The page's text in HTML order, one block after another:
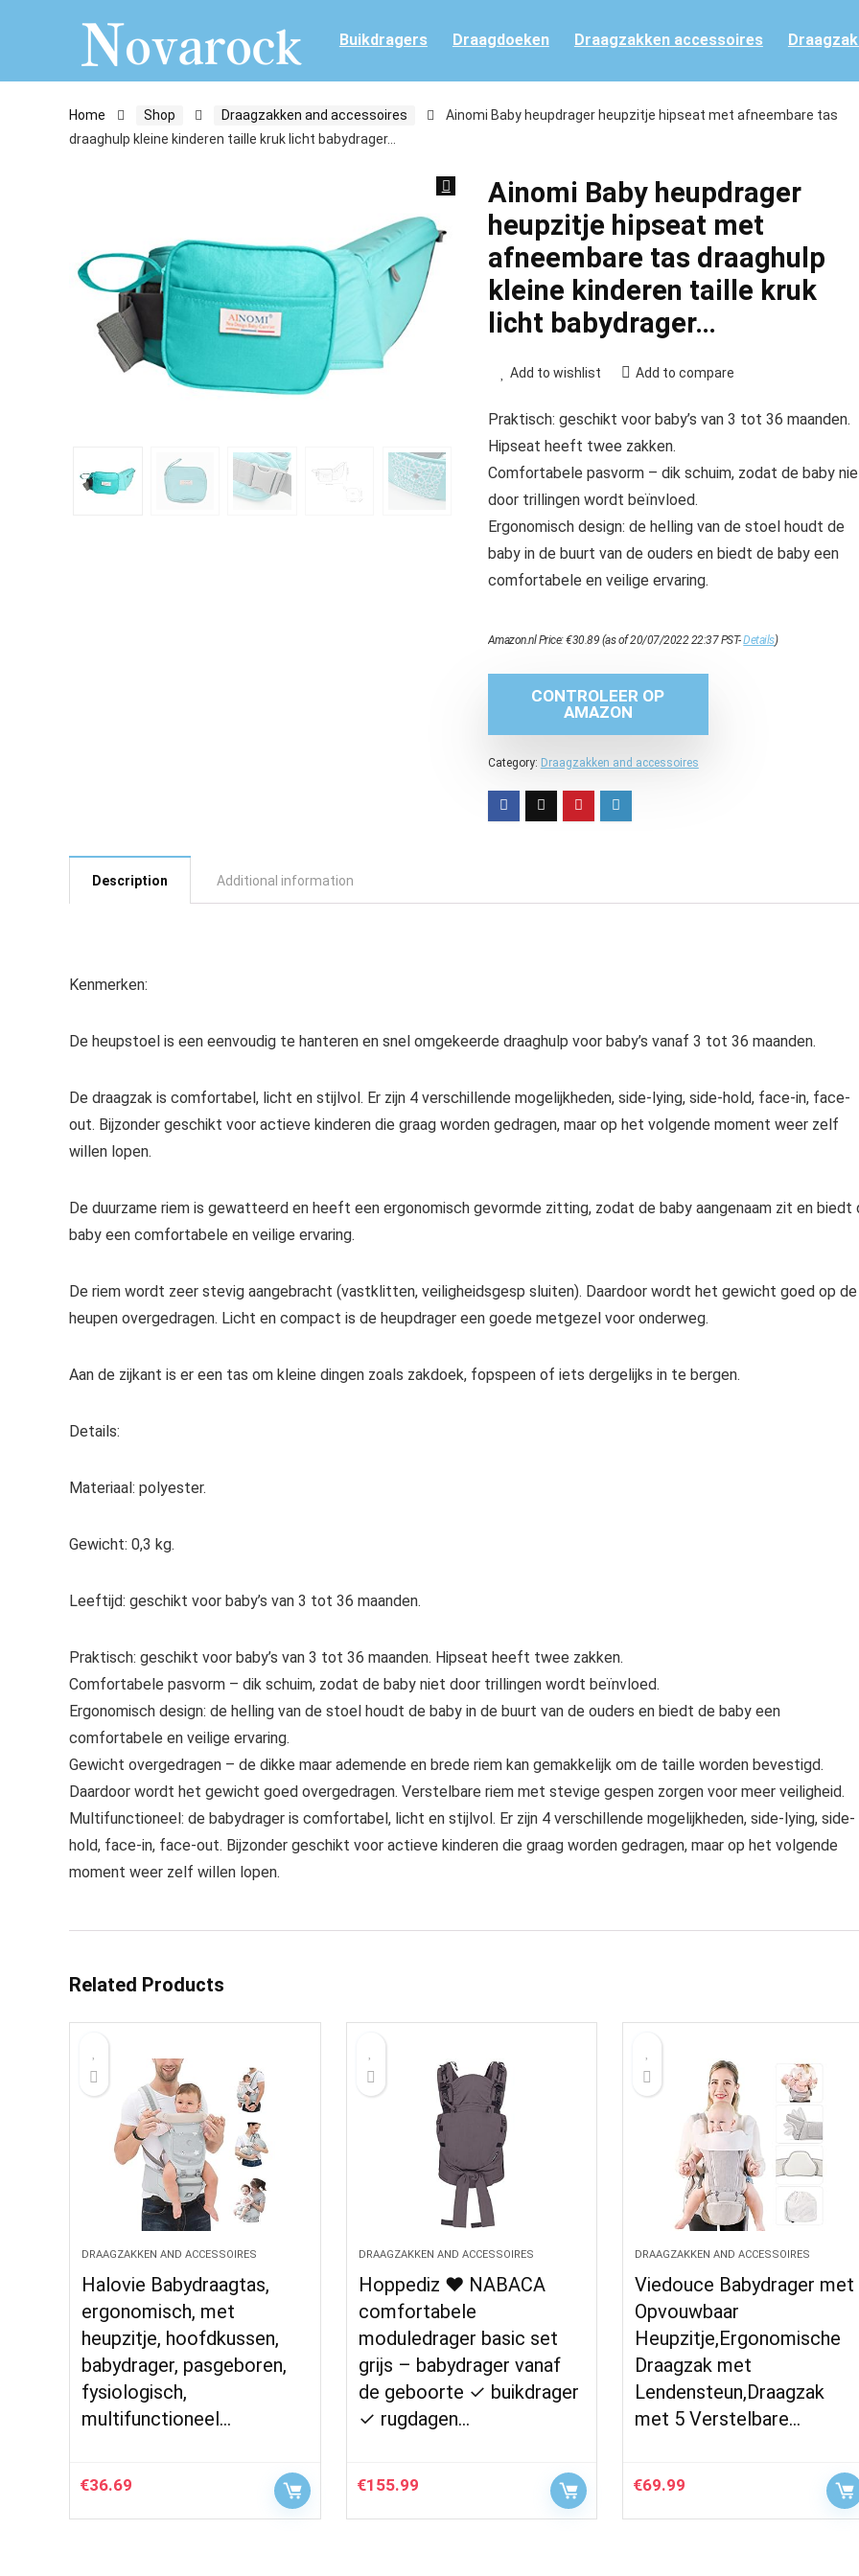
Buikdragers Draagdoeken Draagzakken accessoires
Home Shop Draagzakken and accessoires
Ainomi Baby heupdrager heupzitje hipseat met afneembare tas
draaghulp kleine kinderen taille kruk licht babydrager…
Ainomi Baby heupdrager
heupzitje hipseat met
afneembare tas draaghulp
kleine kinderen taille kruk
licht babydrager…
Add to wishlist Add to compare
Praktisch: geschikt voor baby’s van 3 tot 36 maanden.
Hipseat heeft twee zakken.
Comfortabele pasvorm – dik schuim, zodat de baby
door trillingen wordt beïnvloed.
Ergonomisch design: de helling van de stoel houdt de
baby in de buurt van de ouders en biedt de baby een
comfortabele en veilige ervaring.
Amazon.nl Price:€30.89 (as of 20/07/2022 22:37 PST-Details)
CONTROLEER OP
AMAZON
Category: Draagzakken and accessoires
Description Additional information
Kenmerken:
De heupstoel is een eenvoudig te hanteren en snel omgekeerde draaghulp voor baby’s vanaf 3 tot 36 maanden.
De draagzak is comfortabel, licht en stijlvol. Er zijn 4 verschillende mogelijkheden, side-lying, side-hold, face-in, face-
out. Bijzonder geschikt voor actieve kinderen die graag worden gedragen, maar op het volgende moment weer zelf
willen lopen.
De duurzame riem is gewatteerd en heeft een ergonomisch gevormde zitting, zodat de baby aangenaam zit en biedt
baby een comfortabele en veilige ervaring.
De riem wordt zeer stevig aangebracht (vastklitten, veiligheidsgesp sluiten). Daardoor wordt het gewicht goed op de
heupen overgedragen. Licht en compact is de heupdrager een goede metgezel voor onderweg.
Aan de zijkant is er een tas om kleine dingen zoals zakdoek, fopspeen of iets dergelijks in te bergen.
Details:
Materiaal: polyester.
Gewicht: 0,3 kg.
Leeftijd: geschikt voor baby’s van 3 tot 36 maanden.
Praktisch: geschikt voor baby’s van 3 tot 36 maanden. Hipseat heeft twee zakken.
Comfortabele pasvorm – dik schuim, zodat de baby niet door trillingen wordt beïnvloed.
Ergonomisch design: de helling van de stoel houdt de baby in de buurt van de ouders en biedt de baby een
comfortabele en veilige ervaring.
Gewicht overgedragen – de dikke maar ademende en brede riem kan gemakkelijk om de taille worden bevestigd.
Daardoor wordt het gewicht goed overgedragen. Verstelbare riem met stevige gespen zorgen voor meer veiligheid.
Multifunctioneel: de babydrager is comfortabel, licht en stijlvol. Er zijn 4 verschillende mogelijkheden, side-lying, side-
hold, face-in, face-out. Bijzonder geschikt voor actieve kinderen die graag worden gedragen, maar op het volgende
moment weer zelf willen lopen.
Related Products
DRAAGZAKKEN AND ACCESSOIRES
Halovie Babydraagtas,
ergonomisch, met
heupzitje, hoofdkussen,
babydrager, pasgeboren,
fysiologisch,
multifunctioneel…
€36.69
DRAAGZAKKEN AND ACCESSOIRES
Hoppediz ♥ NABACA
comfortabele
moduledrager basic set
grijs – babydrager vanaf
de geboorte ✓ buikdrager
✓ rugdagen…
€155.99
DRAAGZAKKEN AND ACCESSOIRES
Viedouce Babydrager met
Opvouwbaar
Heupzitje,Ergonomische
Draagzak met
Lendensteun,Draagzak
met 5 Verstelbare…
€69.99